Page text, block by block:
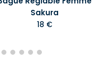
Sakura
18 €